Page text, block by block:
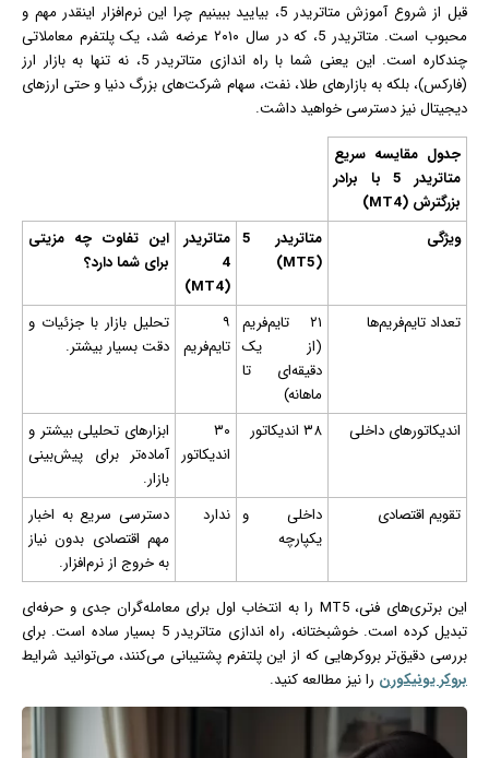
قبل از شروع آموزش متاتریدر 5، بیایید ببینیم چرا این نرم‌افزار اینقدر مهم و
محبوب است. متاتریدر 5، که در سال ۲۰۱۰ عرضه شد، یک پلتفرم معاملاتی
چندکاره است. این یعنی شما با راه‌ اندازی متاتریدر 5، نه تنها به بازار ارز
(فارکس)، بلکه به بازارهای طلا، نفت، سهام شرکت‌های بزرگ دنیا و حتی ارزهای
دیجیتال نیز دسترسی خواهید داشت.
جدول مقایسه سریع
متاتریدر 5 با برادر
بزرگترش (MT4)
ویژگی
متاتریدر 5
(MT5)
متاتریدر
4
(MT4)
این تفاوت چه مزیتی
برای شما دارد؟
تعداد تایم‌فریم‌ها
۲۱ تایم‌فریم
(از یک
دقیقه‌ای تا
ماهانه)
۹
تایم‌فریم
تحلیل بازار با جزئیات و
دقت بسیار بیشتر.
اندیکاتورهای داخلی ۳۸ اندیکاتور
۳۰
اندیکاتور
ابزارهای تحلیلی بیشتر و
آماده‌تر برای پیش‌بینی
بازار.
تقویم اقتصادی
داخلی و
یکپارچه
ندارد
دسترسی سریع به اخبار
مهم اقتصادی بدون نیاز
به خروج از نرم‌افزار.
این برتری‌های فنی، MT5 را به انتخاب اول برای معامله‌گران جدی و حرفه‌ای
تبدیل کرده است. خوشبختانه، راه‌ اندازی متاتریدر 5 بسیار ساده است. برای
بررسی دقیق‌تر بروکرهایی که از این پلتفرم پشتیبانی می‌کنند، می‌توانید شرایط
بروکر یونیکورن را نیز مطالعه کنید.